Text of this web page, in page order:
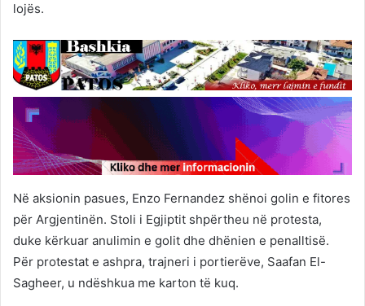
lojës.
Në aksionin pasues, Enzo Fernandez shënoi golin e fitores
për Argjentinën. Stoli i Egjiptit shpërtheu në protesta,
duke kërkuar anulimin e golit dhe dhënien e penalltisë.
Për protestat e ashpra, trajneri i portierëve, Saafan El-
Sagheer, u ndëshkua me karton të kuq.